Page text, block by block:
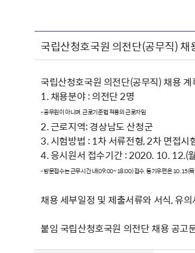
국립산청호국원 의전단(공무직) 채
국립산청호국원 의전단(공무직) 채용
1. 채용분야 : 의전단 2명
- 공무원이 아니며, 근로기준법 적용의 근로자임
2. 근로지역: 경상남도 산청군
3. 시험방법 : 1차 서류전형, 2차 면접시
4. 응시원서 접수기간 : 2020. 10. 12.(
- 방문접수는 근무시간 내(09:00~18:00) 접수, 등기우편은 10.15(
채용 세부일정 및 제출서류와 서식, 유
붙임 국립산청호국원 의전단 채용 공고